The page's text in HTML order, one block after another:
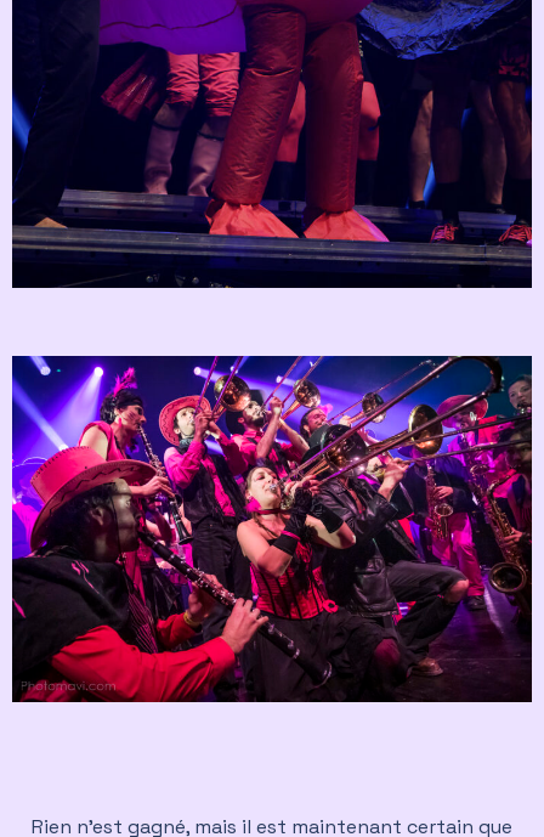
Rien n’est gagné, mais il est maintenant certain que